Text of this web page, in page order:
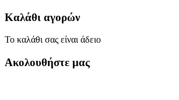
Καλάθι αγορών
Το καλάθι σας είναι άδειο
Ακολουθήστε μας